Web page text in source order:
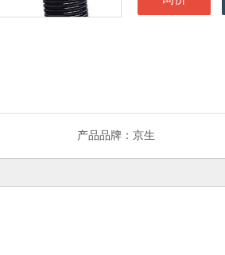
产品品牌： 京生